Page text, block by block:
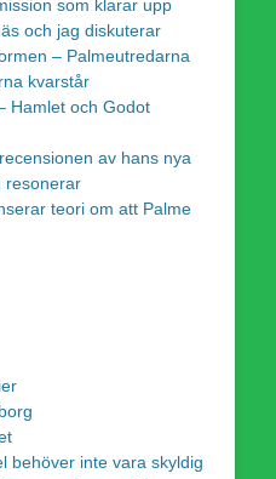
som klarar upp
och jag diskuterar
– Palmeutredarna
kvarstår
Hamlet och Godot
av hans nya
resonerar
teori om att Palme
behöver inte vara skyldig